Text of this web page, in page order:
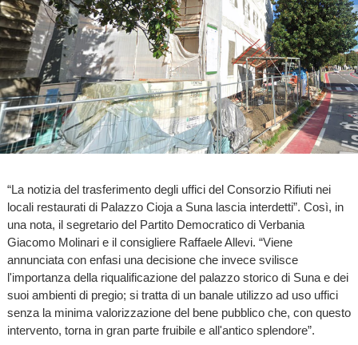
“La notizia del trasferimento degli uffici del Consorzio Rifiuti nei
locali restaurati di Palazzo Cioja a Suna lascia interdetti”. Così, in
una nota, il segretario del Partito Democratico di Verbania
Giacomo Molinari e il consigliere Raffaele Allevi. “Viene
annunciata con enfasi una decisione che invece svilisce
l'importanza della riqualificazione del palazzo storico di Suna e dei
suoi ambienti di pregio; si tratta di un banale utilizzo ad uso uffici
senza la minima valorizzazione del bene pubblico che, con questo
intervento, torna in gran parte fruibile e all'antico splendore”.